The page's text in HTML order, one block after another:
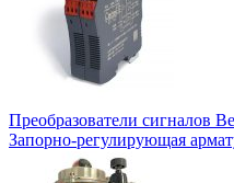
Преобразователи сигналов
Запорно-регулирующая